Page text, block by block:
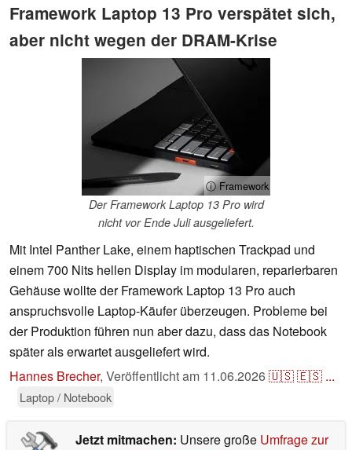
Framework Laptop 13 Pro verspätet sich,
aber nicht wegen der DRAM-Krise
ⓘ Framework
Der Framework Laptop 13 Pro wird
nicht vor Ende Juli ausgeliefert.
Mit Intel Panther Lake, einem haptischen Trackpad und
einem 700 Nits hellen Display im modularen, reparierbaren
Gehäuse wollte der Framework Laptop 13 Pro auch
anspruchsvolle Laptop-Käufer überzeugen. Probleme bei
der Produktion führen nun aber dazu, dass das Notebook
später als erwartet ausgeliefert wird.
Hannes Brecher, Veröffentlicht am 11.06.2026🇺🇸🇪🇸 ...
Laptop / Notebook
Jetzt mitmachen: Unsere große Umfrage zur